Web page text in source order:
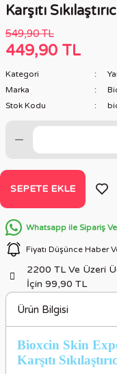
Karşıtı
549,90 TL
449,90 TL
Kategori
Marka
Stok Kodu
SEPETE EKLE
Whatsapp ile Sipariş
Fiyatı Düşünce Haber
2200 TL Ve Üzeri
İçin 99,90 TL
Ürün Bilgisi
Bioxcin Skin
Karşıtı